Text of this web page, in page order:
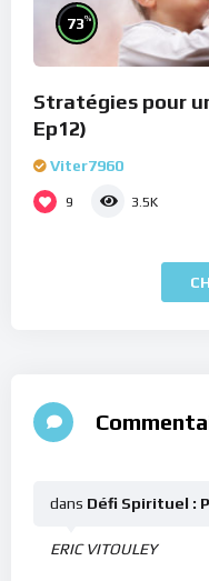
73%
Stratégies pour
Ep12)
Viter7960
9 3.5K
ERIC VITOULEY
dans Défi Spirituel :